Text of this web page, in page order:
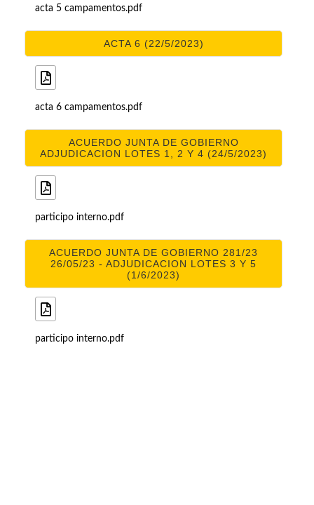
acta 5 campamentos.pdf
ACTA 6 (22/5/2023)
acta 6 campamentos.pdf
ACUERDO JUNTA DE GOBIERNO
ADJUDICACION LOTES 1, 2 Y 4 (24/5/2023)
participo interno.pdf
ACUERDO JUNTA DE GOBIERNO 281/23
26/05/23 - ADJUDICACION LOTES 3 Y 5
(1/6/2023)
participo interno.pdf